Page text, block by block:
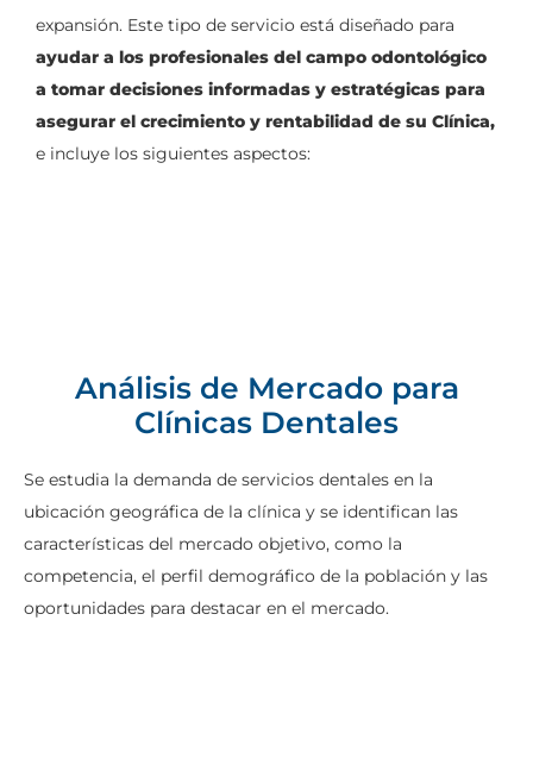
expansión. Este tipo de servicio está diseñado para
ayudar a los profesionales del campo odontológico
a tomar decisiones informadas y estratégicas para
asegurar el crecimiento y rentabilidad de su Clínica,
e incluye los siguientes aspectos:
Análisis de Mercado para
Clínicas Dentales
Se estudia la demanda de servicios dentales en la
ubicación geográfica de la clínica y se identifican las
características del mercado objetivo, como la
competencia, el perfil demográfico de la población y las
oportunidades para destacar en el mercado.